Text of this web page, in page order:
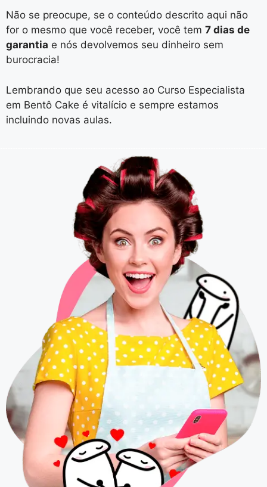
Não se preocupe, se o conteúdo descrito aqui não
for o mesmo que você receber, você tem 7 dias de
garantia e nós devolvemos seu dinheiro sem
burocracia!
Lembrando que seu acesso ao Curso Especialista
em Bentô Cake é vitalício e sempre estamos
incluindo novas aulas.